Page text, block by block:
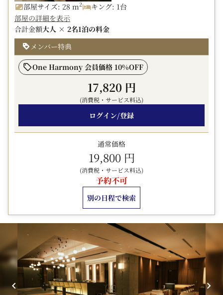
全室に無料でご利用いただけるコーヒーメーカーもご用意
しておりますのでごゆっくりお過ごしください。
■お申込みについて
・本プランは1泊限定となります。連泊をご希望される場
合でも1度チェックアウトをしていただき、
再度チェックインをお願いしておりますので、あらかじめ
◆ キャンセルポリシー ◆
・ご宿泊日当日 ： ご宿泊代金の80％
・不泊 ： ご宿泊代金の100％
▼ 客室のこだわりポイント ▼
☆ 広さは全室ゆったり21平米以上
☆ 理想の体圧分散を生み出すシモンズ社ポケットコイル
☆ ミラーリング機能搭載の43インチ4K対応テレビ
☆ ネスプレッソコーヒーメーカー（無料）
☆ ミネラルウォーター（無料）
☆ お好みの温度に調節可能な個別空調
☆ 加湿機能付き空気清浄機
☆ 雪華模様をモチーフにした客室デザイン
▼ 大浴場のご案内 ▼
ホテル2F 営業時間 15:00－25:00／5:30－10:00
部屋サイズ: 28 m2
キング: 1台
部屋の詳細を表示
合計金額大人 × 2名1泊の料金
メンバー特典
One Harmony 会員価格 10%OFF
17,820 円
(消費税・サービス料込)
ログイン/登録
通常価格
19,800 円
(消費税・サービス料込)
予約不可
別の日程で検索